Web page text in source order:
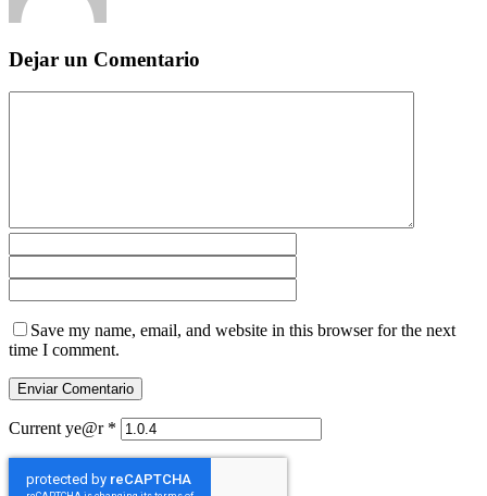
Dejar un Comentario
Save my name, email, and website in this browser for the next
time I comment.
Current ye@r *